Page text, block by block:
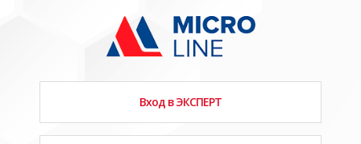
Вход в ЭКСПЕРТ